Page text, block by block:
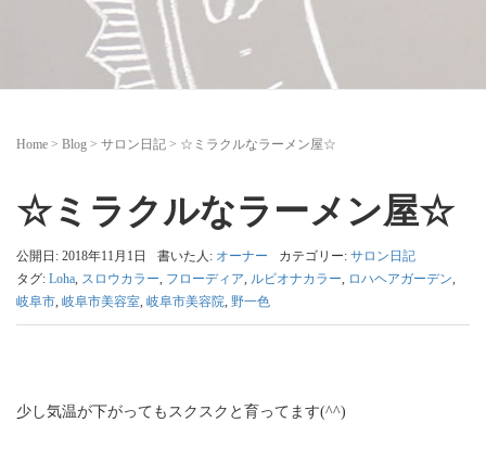
Home > Blog > サロン日記 > ☆ミラクルなラーメン屋☆
☆ミラクルなラーメン屋☆
公開日: 2018年11月1日 書いた人: オーナー カテゴリー: サロン日記
タグ: Loha, スロウカラー, フローディア, ルビオナカラー, ロハヘアガーデン,
岐阜市, 岐阜市美容室, 岐阜市美容院, 野一色
少し気温が下がってもスクスクと育ってます(^^)